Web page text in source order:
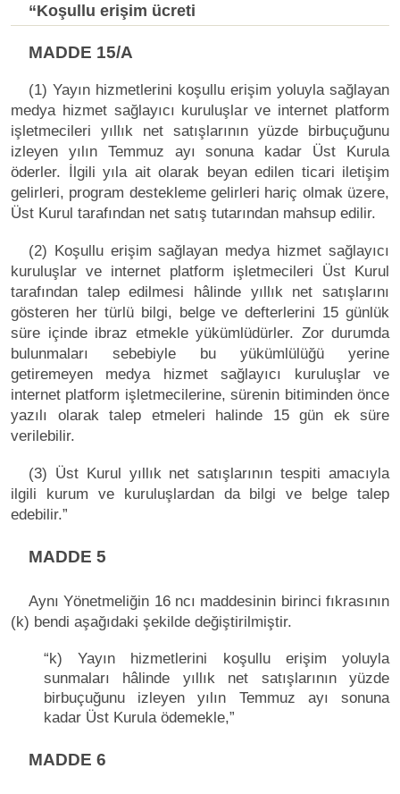
“Koşullu erişim ücreti
MADDE 15/A
(1) Yayın hizmetlerini koşullu erişim yoluyla sağlayan
medya hizmet sağlayıcı kuruluşlar ve internet platform
işletmecileri yıllık net satışlarının yüzde birbuçuğunu
izleyen yılın Temmuz ayı sonuna kadar Üst Kurula
öderler. İlgili yıla ait olarak beyan edilen ticari iletişim
gelirleri, program destekleme gelirleri hariç olmak üzere,
Üst Kurul tarafından net satış tutarından mahsup edilir.
(2) Koşullu erişim sağlayan medya hizmet sağlayıcı
kuruluşlar ve internet platform işletmecileri Üst Kurul
tarafından talep edilmesi hâlinde yıllık net satışlarını
gösteren her türlü bilgi, belge ve defterlerini 15 günlük
süre içinde ibraz etmekle yükümlüdürler. Zor durumda
bulunmaları sebebiyle bu yükümlülüğü yerine
getiremeyen medya hizmet sağlayıcı kuruluşlar ve
internet platform işletmecilerine, sürenin bitiminden önce
yazılı olarak talep etmeleri halinde 15 gün ek süre
verilebilir.
(3) Üst Kurul yıllık net satışlarının tespiti amacıyla
ilgili kurum ve kuruluşlardan da bilgi ve belge talep
edebilir.”
MADDE 5
Aynı Yönetmeliğin 16 ncı maddesinin birinci fıkrasının
(k) bendi aşağıdaki şekilde değiştirilmiştir.
“k) Yayın hizmetlerini koşullu erişim yoluyla
sunmaları hâlinde yıllık net satışlarının yüzde
birbuçuğunu izleyen yılın Temmuz ayı sonuna
kadar Üst Kurula ödemekle,”
MADDE 6